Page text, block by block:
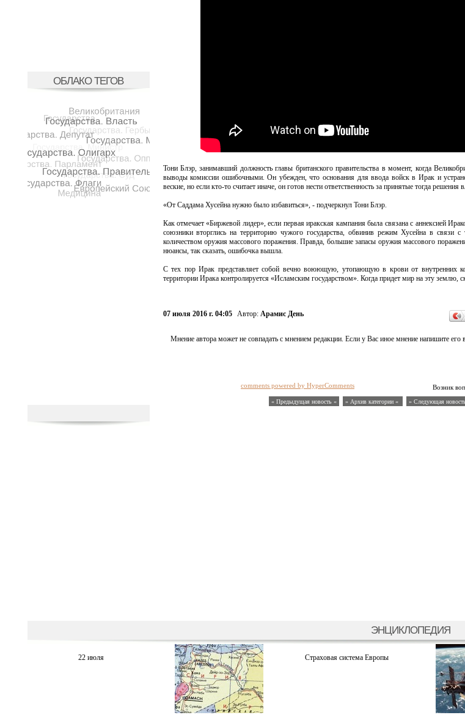
ОБЛАКО ТЕГОВ
Тони Блэр, занимавший должность главы британского правительства в момент, когда
выводы комиссии ошибочными. Он убежден, что основания для ввода войск в Ирак и
веские, но если кто-то считает иначе, он готов нести ответственность за принятые тогда решения
«От Саддама Хусейна нужно было избавиться», - подчеркнул Тони Блэр.
Как отмечает «Биржевой лидер», если первая иракская кампания была связана с аннексией
союзники вторглись на территорию чужого государства, обвинив режим Хусейна в связи
количеством оружия массового поражения. Правда, большие запасы оружия массового
нюансы, так сказать, ошибочка вышла.
С тех пор Ирак представляет собой вечно воюющую, утопающую в крови от внутренних
территории Ирака контролируется «Исламским государством». Когда придет мир на эту землю,
07 июля 2016 г. 04:05 Автор: Арамис День
Мнение автора может не совпадать с мнением редакции. Если у Вас иное мнение напишите его
Возник
comments powered by HyperComments
« Предыдущая новость « » Архив категории « » Следующая
ЭНЦИКЛОПЕДИЯ
22 июля Страховая система Европы